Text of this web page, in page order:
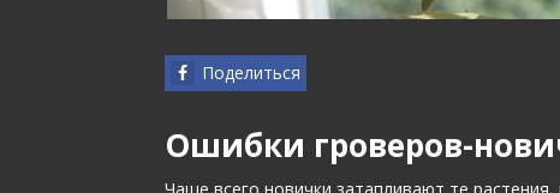
Поделиться
Ошибки гроверов-